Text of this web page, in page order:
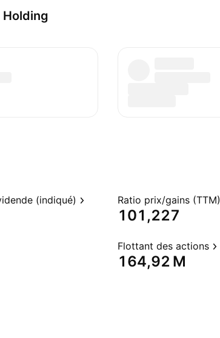
Holding
(indiqué) Ratio prix/gains (TTM)
101,227
Flottant des actions
‪164,92 M‬